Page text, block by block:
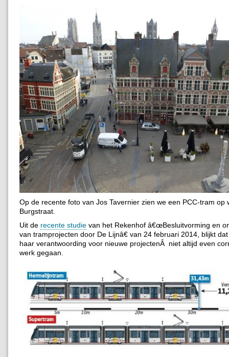
Op de recente foto van Jos Tavernier zien we een PCC-tram op
Burgstraat.
Uit de recente studie van het Rekenhof â€œBesluitvorming en
van tramprojecten door De Lijnâ€ van 24 februari 2014, blijkt
haar verantwoording voor nieuwe projectenÂ niet altijd even
werk gegaan.